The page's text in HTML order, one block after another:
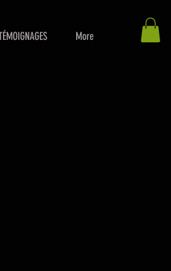
More